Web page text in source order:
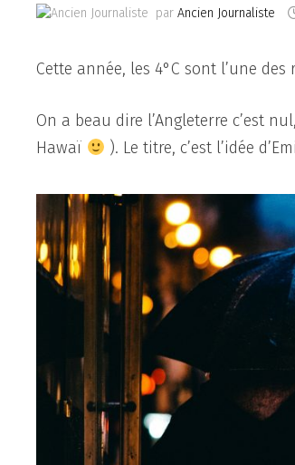
parAncien Journaliste
Cette année, les 4°C sont l’une
On a beau dire l’Angleterre c’est
Hawaï
). Le titre, c’est l’idée